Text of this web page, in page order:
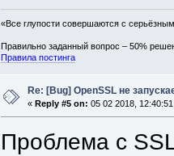
«Все глупости совершаются с
Правильно заданный вопрос – 50%
Правила постинга
Re: [Bug] OpenSSL не
« Reply #5 on: 05 02 2018,
Проблема с